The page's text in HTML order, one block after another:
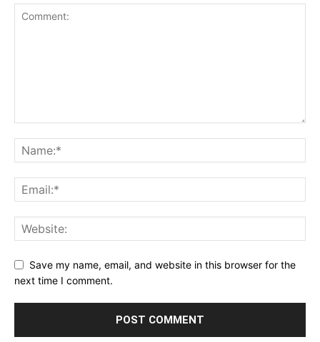
Save my name, email, and website in this browser for the
next time I comment.